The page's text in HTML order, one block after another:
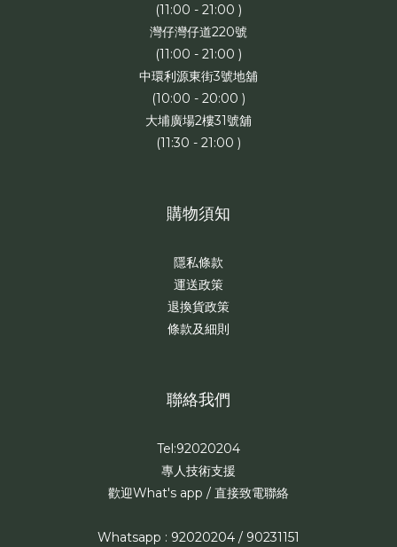
(11:00 - 21:00 )
灣仔灣仔道220號
(11:00 - 21:00 )
中環利源東街3號地舖
(10:00 - 20:00 )
大埔廣場2樓31號舖
(11:30 - 21:00 )
購物須知
隱私條款
運送政策
退換貨政策
條款及細則
聯絡我們
Tel:92020204
專人技術支援
歡迎What's app / 直接致電聯絡
Whatsapp : 92020204 / 90231151